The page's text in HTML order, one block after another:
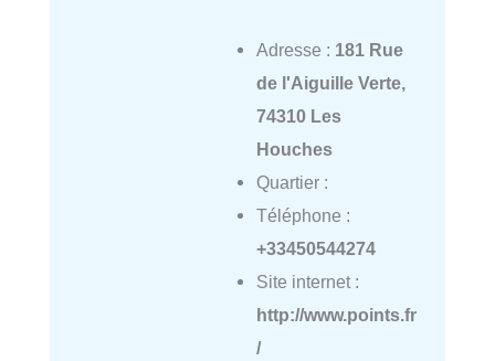
Adresse : 181 Rue
de l'Aiguille Verte,
74310 Les
Houches
Quartier :
Téléphone :
+33450544274
Site internet :
http://www.points.fr
/